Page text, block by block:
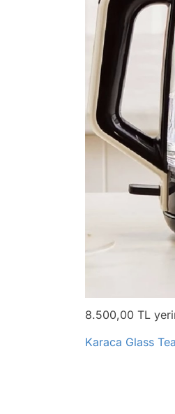
8.500,00 TL
Karaca Glass